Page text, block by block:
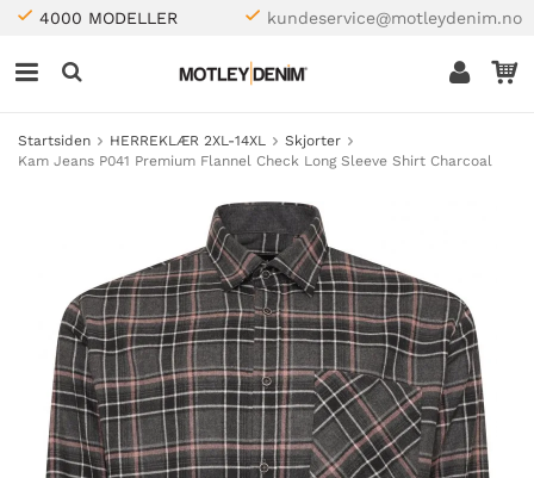
4000 MODELLER kundeservice@motleydenim.no
Startsiden HERREKLÆR 2XL-14XL
Skjorter
Kam Jeans P041 Premium Flannel Check Long Sleeve Shirt Charcoal